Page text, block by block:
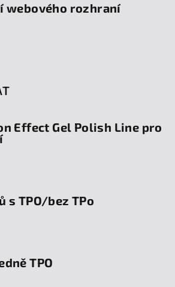
webového rozhraní
Effect Gel Polish Line pro
s TPO/bez TPo
TPO